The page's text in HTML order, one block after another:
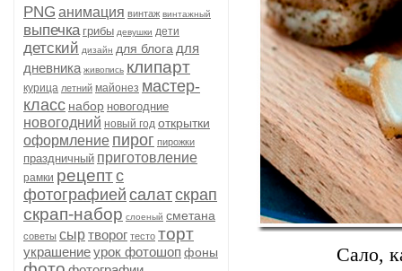
PNGанимация винтаж винтажный
выпечка грибы девушки дети
детский для блога для
дневника
живопись клипарт
курица летний майонез мастер-
класснабор новогодние
новогодний новый год открытки
оформлениепирог пирожки
праздничный приготовление
рамки рецептс
фотографией
салат скрап
скрап-набор слоеный сметана
советы сыртворог тесто торт
украшениеурок фотошоп
Сало,